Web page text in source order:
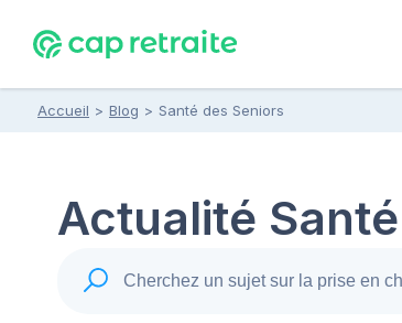
Accueil > Blog > Santé des Seniors
Actualité